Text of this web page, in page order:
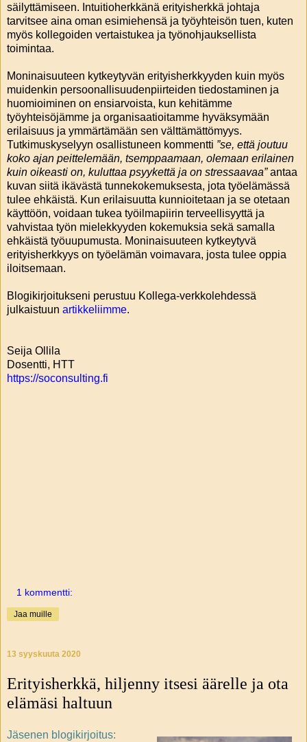
säilyttämiseen. Intuitioherkkänä erityisherkkä johtaja
tarvitsee aina oman esimiehensä ja työyhteisön tuen, kuten
myös kollegoiden vertaistukea ja työnohjauksellista
toimintaa.
Moninaisuuteen kytkeytyvän erityisherkkyyden kuin myös
muidenkin persoonallisuudenpiirteiden tiedostaminen ja
huomioiminen on ensiarvoista, kun kehitämme
työyhteisöjämme ja organisaatioitamme hyväksymään
erilaisuus ja ymmärtämään sen välttämättömyys.
Tutkimuskyselyyn osallistuneen kommentti ”se, että joutuu
koko ajan peittelemään, tsemppaamaan, olemaan erilainen
kuin oikeasti on, kuluttaa psyykettä ja on stressaavaa”antaa
kuvan siitä ikävästä tunnekokemuksesta, jota työelämässä
tulee ehkäistä. Kun erilaisuutta kunnioitetaan ja se otetaan
käyttöön, voidaan tukea työilmapiirin terveellisyyttä ja
vahvistaa työn mielekkyyden kokemuksia sekä samalla
ehkäistä työuupumusta. Moninaisuuteen kytkeytyvä
erityisherkkyys on työelämän voimavara, josta tulee oppia
iloitsemaan.
Blogikirjoitukseni perustuu Kollega-verkkolehdessä
julkaistuun artikkeliimme.
Seija Ollila
Dosentti, HTT
https://soconsulting.fi
1 kommentti:
Jaa muille
13 syyskuuta 2020
Erityisherkkä, hiljenny itsesi äärelle ja ota
elämäsi haltuun
Jäsenen blogikirjoitus: